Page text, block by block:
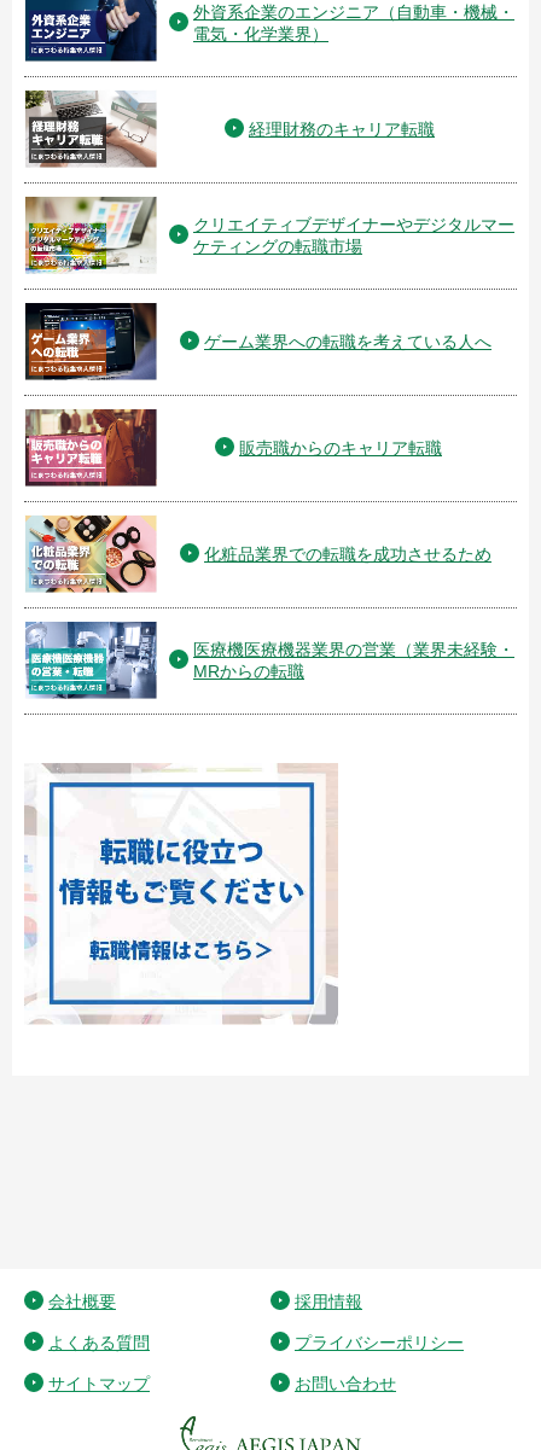
外資系企業のエンジニア（自動車・機械・
電気・化学業界）
経理財務のキャリア転職
クリエイティブデザイナーやデジタルマー
ケティングの転職市場
ゲーム業界への転職を考えている人へ
販売職からのキャリア転職
化粧品業界での転職を成功させるため
医療機医療機器業界の営業（業界未経験・
MRからの転職
会社概要 採用情報
よくある質問 プライバシーポリシー
サイトマップ お問い合わせ